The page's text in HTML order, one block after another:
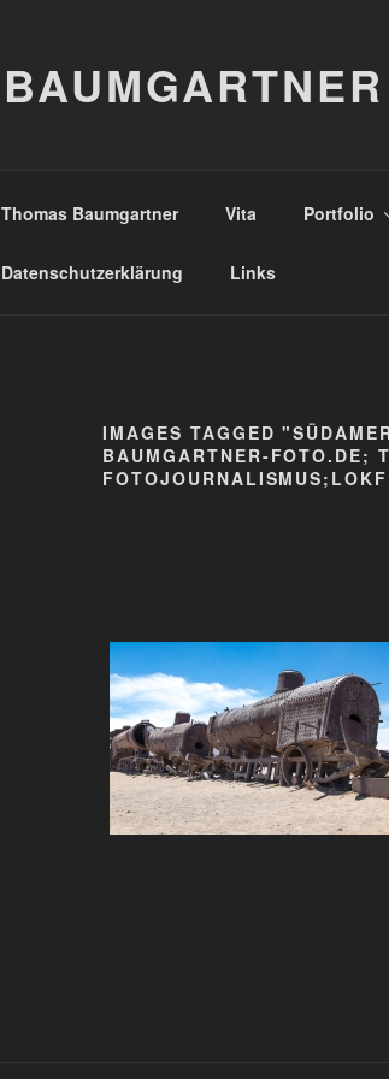
Thomas Baumgartner Vita Portfolio
Datenschutzerklärung Links
IMAGES TAGGED
BAUMGARTNER-FOTO.DE;